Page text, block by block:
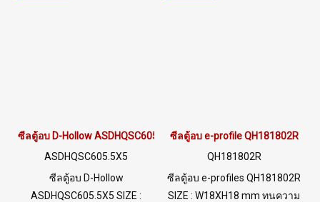
ซีลตู้อบ D-Hollow ASDHQSC605.5X5
ASDHQSC605.5X5
ซีลตู้อบ D-Hollow
ASDHQSC605.5X5 SIZE :
ซีลตู้อบ e-profile QH181802R
QH181802R
ซีลตู้อบ e-profiles QH181802R
SIZE : W18XH18 mm ทนความ